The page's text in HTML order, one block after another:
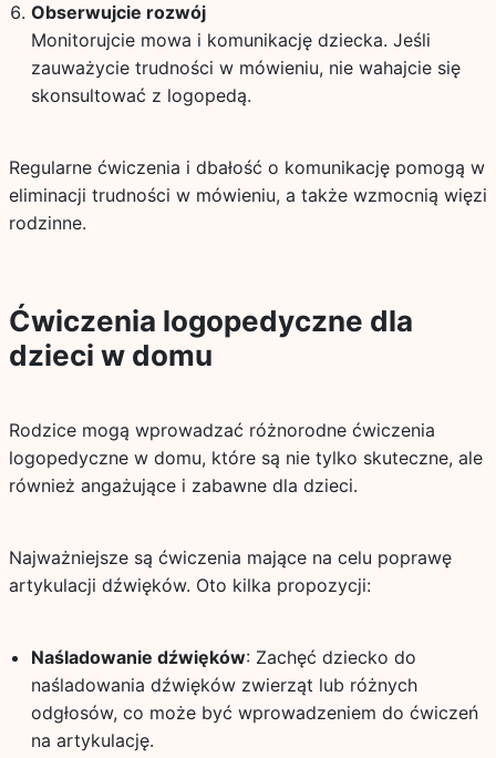
Obserwujcie rozwój
Monitorujcie mowa i komunikację dziecka. Jeśli
zauważycie trudności w mówieniu, nie wahajcie się
skonsultować z logopedą.
Regularne ćwiczenia i dbałość o komunikację pomogą w
eliminacji trudności w mówieniu, a także wzmocnią więzi
rodzinne.
Ćwiczenia logopedyczne dla
dzieci w domu
Rodzice mogą wprowadzać różnorodne ćwiczenia
logopedyczne w domu, które są nie tylko skuteczne, ale
również angażujące i zabawne dla dzieci.
Najważniejsze są ćwiczenia mające na celu poprawę
artykulacji dźwięków. Oto kilka propozycji:
Naśladowanie dźwięków: Zachęć dziecko do
naśladowania dźwięków zwierząt lub różnych
odgłosów, co może być wprowadzeniem do ćwiczeń
na artykulację.